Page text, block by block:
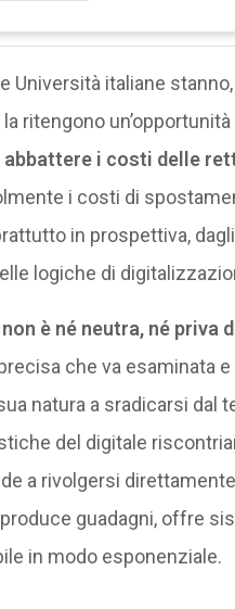
Università italiane
la ritengono
abbattere i costi delle
i costi di
in prospettiva,
logiche di
è né neutra, né priva
che va esaminata
natura a sradicarsi dal
del digitale
a rivolgersi
guadagni, offre
in modo esponenziale.